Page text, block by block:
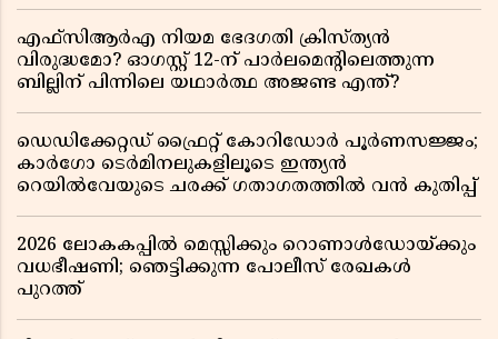
എഫ്സിആർഎ നിയമ ഭേദഗതി ക്രിസ്ത്യൻ
വിരുദ്ധമോ? ഓഗസ്റ്റ് 12-ന് പാർലമെന്റിലെത്തുന്ന
ബില്ലിന് പിന്നിലെ യഥാർത്ഥ അജണ്ട എന്ത്?
ഡെഡിക്കേറ്റഡ് ഫ്രൈറ്റ് കോറിഡോർ പൂർണസജ്ജം;
കാർഗോ ടെർമിനലുകളിലൂടെ ഇന്ത്യൻ
റെയിൽവേയുടെ ചരക്ക് ഗതാഗതത്തിൽ വൻ കുതിപ്പ്
2026 ലോകകപ്പിൽ മെസ്സിക്കും റൊണാൾഡോയ്ക്കും
വധഭീഷണി; ഞെട്ടിക്കുന്ന പോലീസ് രേഖകൾ
പുറത്ത്